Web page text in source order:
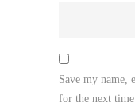
Save my name,
for the next